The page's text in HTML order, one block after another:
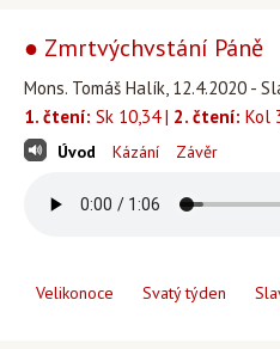
● Zmrtvýchvstání Páně
Mons. Tomáš Halík, 12.4.2020 -
1. čtení: Sk 10,34 | 2. čtení: Kol
Úvod Kázání Závěr
Velikonoce Svatý týden